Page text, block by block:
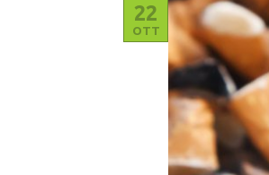
22
OTT